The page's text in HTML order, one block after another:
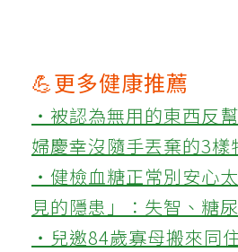
💪更多健康推薦
‧被認為無用的東西反
婦慶幸沒隨手丟棄的3樣
‧健檢血糖正常別安心
見的隱患」：失智、糖
‧兒邀84歲寡母搬來同